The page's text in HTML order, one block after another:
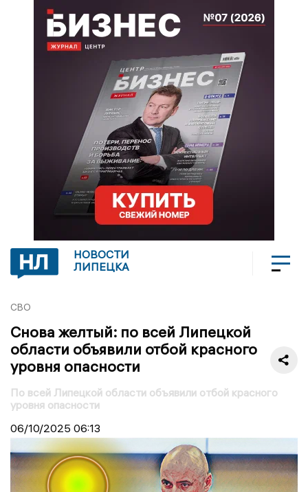
НОВОСТИ
ЛИПЕЦКА
СВО
Снова желтый: по всей Липецкой
области объявили отбой красного
уровня опасности
По всей Липецкой области объявили отбой красного
уровня опасности
06/10/2025 06:13